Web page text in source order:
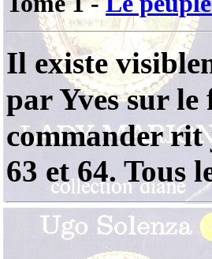
Il existe
par Yves sur le
commander rit
63 et 64. Tous